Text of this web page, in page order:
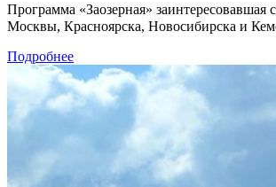
Программа «Заозерная»
Москвы, Красноярска, Новосибирска и
Подробнее